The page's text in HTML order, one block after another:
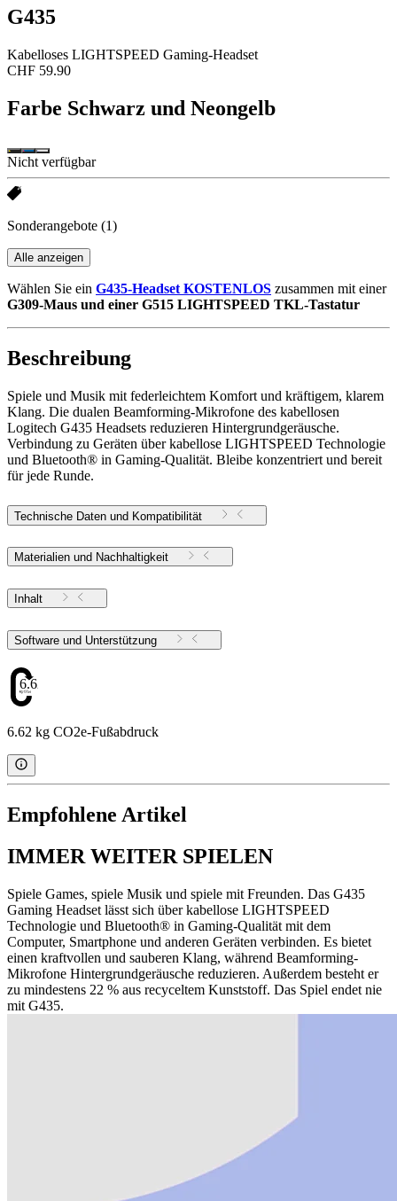
G435
Kabelloses LIGHTSPEED Gaming-Headset
CHF 59.90
Farbe Schwarz und Neongelb
Nicht verfügbar
Sonderangebote (1)
Alle anzeigen
Wählen Sie ein G435-Headset KOSTENLOS zusammen mit einer
G309-Maus und einer G515 LIGHTSPEED TKL-Tastatur
Beschreibung
Spiele und Musik mit federleichtem Komfort und kräftigem, klarem
Klang. Die dualen Beamforming-Mikrofone des kabellosen
Logitech G435 Headsets reduzieren Hintergrundgeräusche.
Verbindung zu Geräten über kabellose LIGHTSPEED Technologie
und Bluetooth® in Gaming-Qualität. Bleibe konzentriert und bereit
für jede Runde.
Technische Daten und Kompatibilität
Materialien und Nachhaltigkeit
Inhalt
Software und Unterstützung
6.62
6.62 kg CO2e-Fußabdruck
Empfohlene Artikel
IMMER WEITER SPIELEN
Spiele Games, spiele Musik und spiele mit Freunden. Das G435
Gaming Headset lässt sich über kabellose LIGHTSPEED
Technologie und Bluetooth® in Gaming-Qualität mit dem
Computer, Smartphone und anderen Geräten verbinden. Es bietet
einen kraftvollen und sauberen Klang, während Beamforming-
Mikrofone Hintergrundgeräusche reduzieren. Außerdem besteht er
zu mindestens 22 % aus recyceltem Kunststoff. Das Spiel endet nie
mit G435.